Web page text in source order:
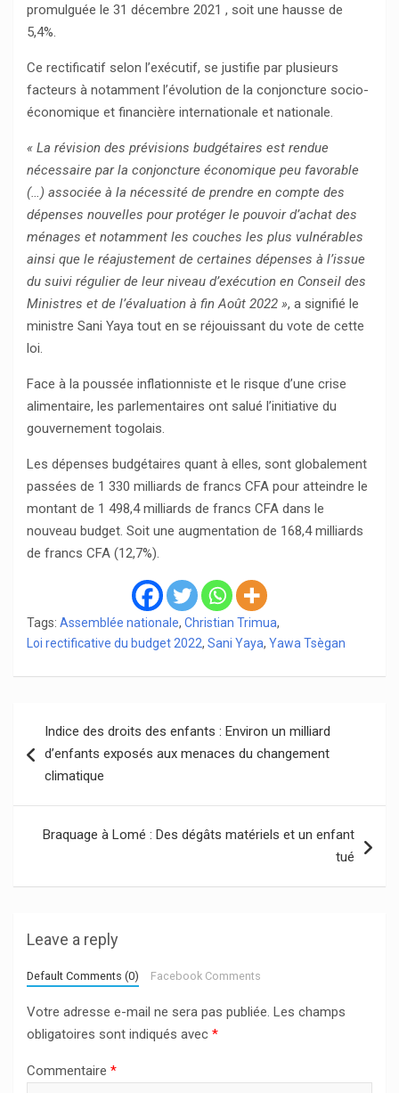
promulguée le 31 décembre 2021 , soit une hausse de
5,4%.
Ce rectificatif selon l’exécutif, se justifie par plusieurs
facteurs à notamment l’évolution de la conjoncture socio-
économique et financière internationale et nationale.
« La révision des prévisions budgétaires est rendue
nécessaire par la conjoncture économique peu favorable
(…) associée à la nécessité de prendre en compte des
dépenses nouvelles pour protéger le pouvoir d’achat des
ménages et notamment les couches les plus vulnérables
ainsi que le réajustement de certaines dépenses à l’issue
du suivi régulier de leur niveau d’exécution en Conseil des
Ministres et de l’évaluation à fin Août 2022 », a signifié le
ministre Sani Yaya tout en se réjouissant du vote de cette
loi.
Face à la poussée inflationniste et le risque d’une crise
alimentaire, les parlementaires ont salué l’initiative du
gouvernement togolais.
Les dépenses budgétaires quant à elles, sont globalement
passées de 1 330 milliards de francs CFA pour atteindre le
montant de 1 498,4 milliards de francs CFA dans le
nouveau budget. Soit une augmentation de 168,4 milliards
de francs CFA (12,7%).
Tags: Assemblée nationale, Christian Trimua,
Loi rectificative du budget 2022, Sani Yaya, Yawa Tsègan
de
l’article
Indice des droits des enfants : Environ un milliard
d’enfants exposés aux menaces du changement
climatique
Braquage à Lomé : Des dégâts matériels et un enfant
tué
Leave a reply
Default Comments (0) Facebook Comments
Votre adresse e-mail ne sera pas publiée. Les champs
obligatoires sont indiqués avec *
Commentaire *